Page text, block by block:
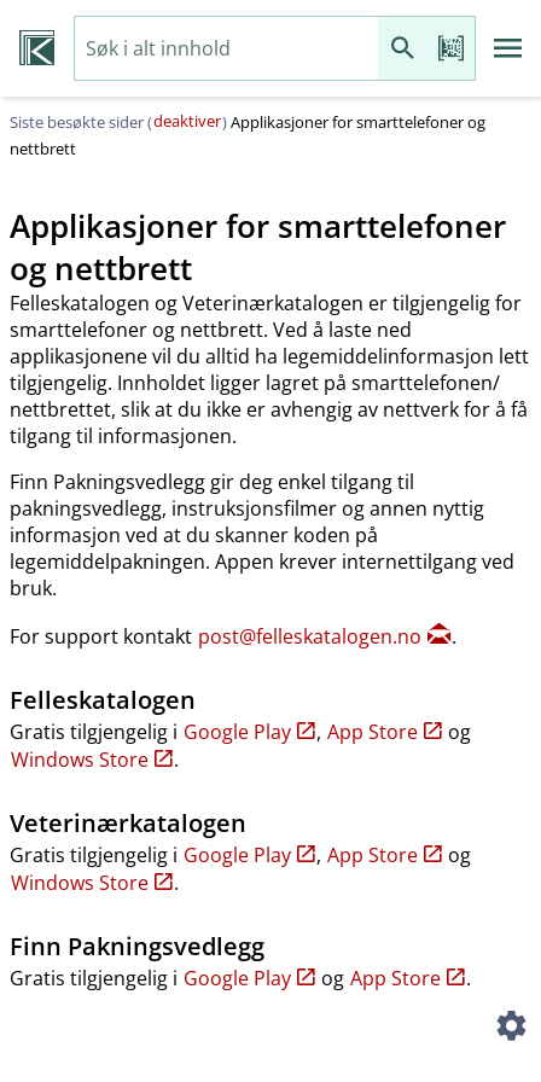
Siste besøkte sider (deaktiver)Applikasjoner for smarttelefoner og
nettbrett
Applikasjoner for smarttelefoner
og nettbrett
Felleskatalogen og Veterinærkatalogen er tilgjengelig for
smarttelefoner og nettbrett. Ved å laste ned
applikasjonene vil du alltid ha legemiddelinformasjon lett
tilgjengelig. Innholdet ligger lagret på smarttelefonen​/​
nettbrettet, slik at du ikke er avhengig av nettverk for å få
tilgang til informasjonen.
Finn Pakningsvedlegg gir deg enkel tilgang til
pakningsvedlegg, instruksjonsfilmer og annen nyttig
informasjon ved at du skanner koden på
legemiddelpakningen. Appen krever internettilgang ved
bruk.
For support kontakt post@felleskatalogen.no .
Felleskatalogen
Gratis tilgjengelig i Google Play , App Store
og
Windows Store
.
Veterinærkatalogen
Gratis tilgjengelig i Google Play , App Store
og
Windows Store
.
Finn Pakningsvedlegg
Gratis tilgjengelig i Google Play og App Store .